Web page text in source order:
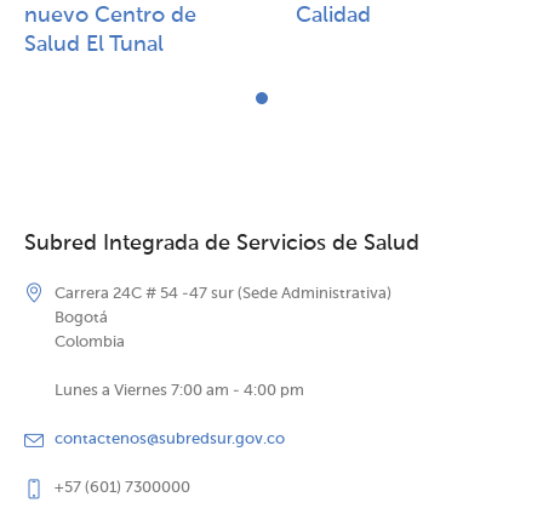
nuevo Centro de
Salud El Tunal
Calidad​​
Subred Integrada de Servicios de Salud
Carrera 24C # 54 -47 sur (Sede Administrativa)
Bogotá
Colombia
Lunes a Viernes 7:00 am - 4:00 pm
contactenos@subredsur.gov.co
+57 (601) 7300000